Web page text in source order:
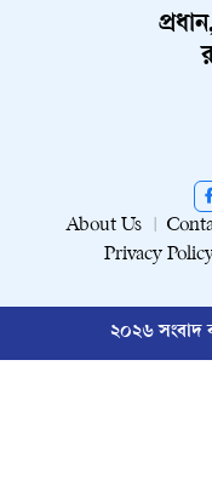
About Us
Privacy
২০২৬ সংবাদ